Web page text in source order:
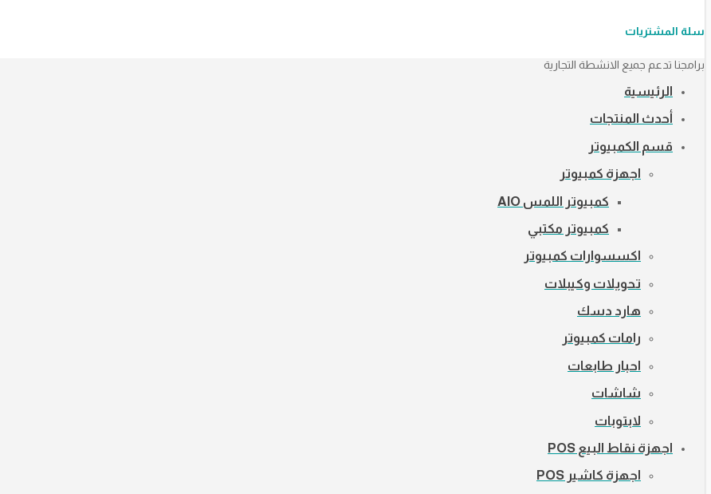
سلة المشتريات
برامجنا تدعم جميع الانشطة التجارية
الرئيسية
أحدث المنتجات
قسم الكمبيوتر
اجهزة كمبيوتر
كمبيوتر اللمس AIO
كمبيوتر مكتبي
اكسسوارات كمبيوتر
تحويلات وكيبلات
هارد دسك
رامات كمبيوتر
احبار طابعات
شاشات
لابتوبات
اجهزة نقاط البيع POS
اجهزة كاشير POS